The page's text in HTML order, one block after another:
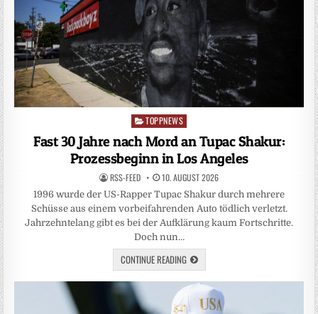
Posted
in
TOPPNEWS
Fast 30 Jahre nach Mord an Tupac Shakur:
Prozessbeginn in Los Angeles
RSS-FEED 10. AUGUST 2026
1996 wurde der US-Rapper Tupac Shakur durch mehrere
Schüsse aus einem vorbeifahrenden Auto tödlich verletzt.
Jahrzehntelang gibt es bei der Aufklärung kaum Fortschritte.
Doch nun…
CONTINUE READING